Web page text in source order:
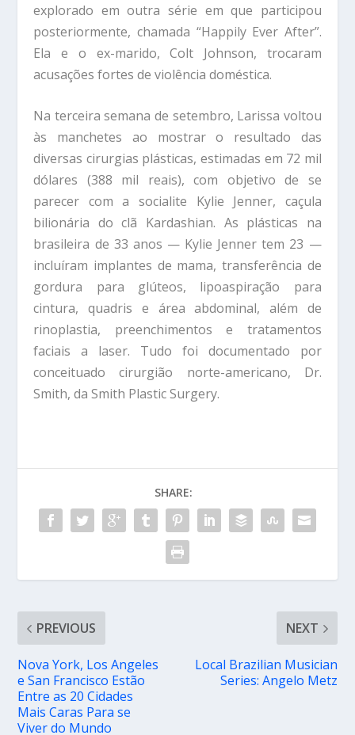
explorado em outra série em que participou
posteriormente, chamada “Happily Ever After”.
Ela e o ex-marido, Colt Johnson, trocaram
acusações fortes de violência doméstica.
Na terceira semana de setembro, Larissa voltou
às manchetes ao mostrar o resultado das
diversas cirurgias plásticas, estimadas em 72 mil
dólares (388 mil reais), com objetivo de se
parecer com a socialite Kylie Jenner, caçula
bilionária do clã Kardashian. As plásticas na
brasileira de 33 anos — Kylie Jenner tem 23 —
incluíram implantes de mama, transferência de
gordura para glúteos, lipoaspiração para
cintura, quadris e área abdominal, além de
rinoplastia, preenchimentos e tratamentos
faciais a laser. Tudo foi documentado por
conceituado cirurgião norte-americano, Dr.
Smith, da Smith Plastic Surgery.
SHARE:
PREVIOUS
Nova York, Los Angeles
e San Francisco Estão
Entre as 20 Cidades
Mais Caras Para se
Viver do Mundo
NEXT
Local Brazilian Musician
Series: Angelo Metz